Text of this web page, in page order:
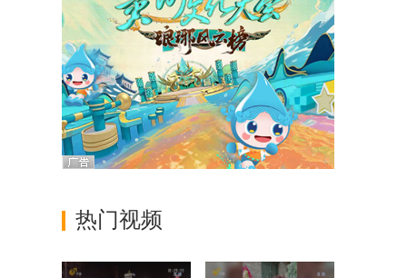
热门视频